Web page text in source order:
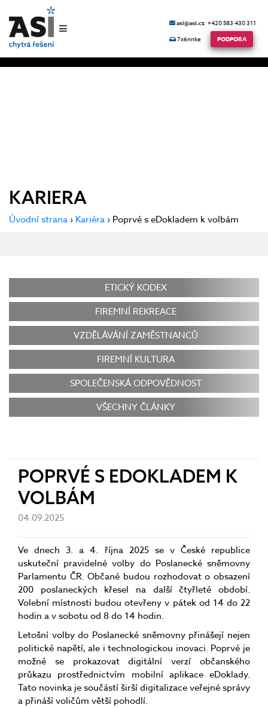
asi@asi.cz
7x6nnke
+420 583 430 311
PODPORA
KARIERA
Úvodní strana › Kariéra › Poprvé s eDokladem k volbám
ETICKÝ KODEX
FIREMNÍ REKREACE
VZDĚLÁVÁNÍ ZAMĚSTNANCŮ
FIREMNÍ KULTURA
SPOLEČENSKÁ ODPOVĚDNOST
VŠECHNY ČLÁNKY
POPRVÉ S EDOKLADEM K
VOLBÁM
04.09.2025
Ve dnech 3. a 4. října 2025 se v České republice
uskuteční pravidelné volby do Poslanecké sněmovny
Parlamentu ČR. Občané budou rozhodovat o obsazení
200 poslaneckých křesel na další čtyřleté období.
Volební místnosti budou otevřeny v pátek od 14 do 22
hodin a v sobotu od 8 do 14 hodin.
Letošní volby do Poslanecké sněmovny přinášejí nejen
politické napětí, ale i technologickou inovaci. Poprvé je
možné se prokazovat digitální verzí občanského
průkazu prostřednictvím mobilní aplikace eDoklady.
Tato novinka je součástí širší digitalizace veřejné správy
a přináší voličům větší pohodlí.